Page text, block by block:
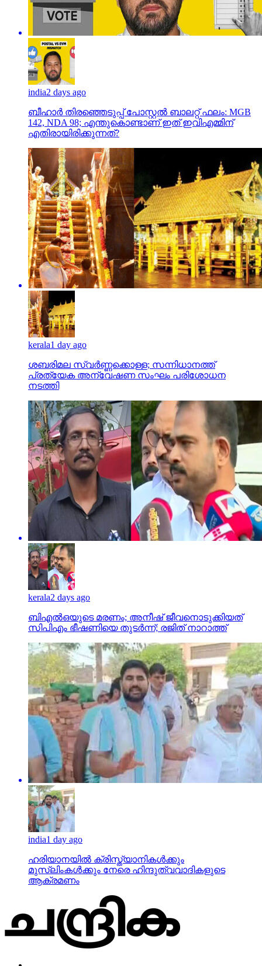
india2 days ago
ബീഹാർ തിരഞ്ഞെടുപ്പ് പോസ്റ്റൽ ബാലറ്റ് ഫലം: MGB
142, NDA 98; എന്തുകൊണ്ടാണ് ഇത് ഇവിഎമ്മിന്
എതിരായിരിക്കുന്നത്?
kerala1 day ago
ശബരിമല സ്വര്‍ണ്ണക്കൊള്ള; സന്നിധാനത്ത്
പ്രത്യേക അന്വേഷണ സംഘം പരിശോധന
നടത്തി
kerala2 days ago
ബിഎല്‍ഒയുടെ മരണം; അനീഷ് ജീവനൊടുക്കിയത്
സിപിഎം ഭീഷണിയെ തുടര്‍ന്ന്; രജിത് നാറാത്ത്
india1 day ago
ഹരിയാനയില്‍ ക്രിസ്ത്യാനികള്‍ക്കും
മുസ്‌ലിംകള്‍ക്കും നേരെ ഹിന്ദുത്വവാദികളുടെ
ആക്രമണം